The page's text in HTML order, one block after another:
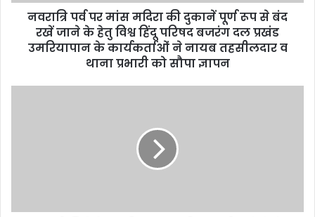
नवरात्रि पर्व पर मांस मदिरा की दुकानें पूर्ण रूप से बंद
रखें जाने के हेतु विश्व हिंदू परिषद बजरंग दल प्रखंड
उमरियापान के कार्यकर्ताओं ने नायब तहसीलदार व
थाना प्रभारी को सौपा ज्ञापन